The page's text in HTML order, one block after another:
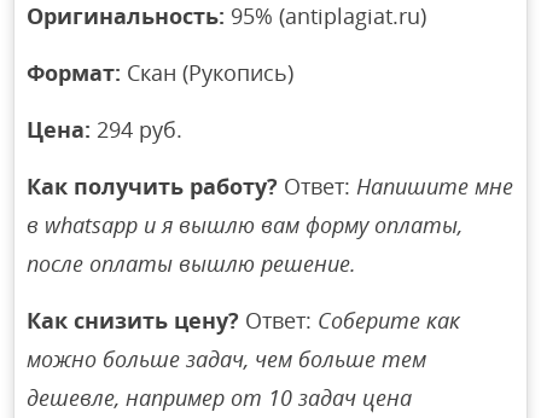
Оригинальность: 95% (antiplagiat.ru)
Формат: Скан (Рукопись)
Цена: 294 руб.
Как получить работу? Ответ:Напишите мне
в whatsapp и я вышлю вам форму оплаты,
после оплаты вышлю решение.
Как снизить цену? Ответ: Соберите как
можно больше задач, чем больше тем
дешевле, например от 10 задач цена